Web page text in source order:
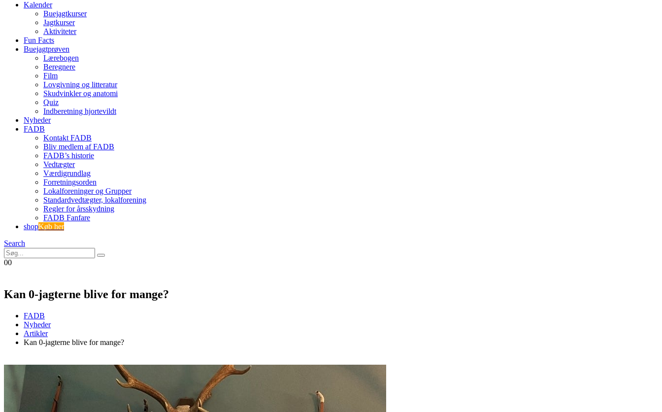
Kalender
Buejagtkurser
Jagtkurser
Aktiviteter
Fun Facts
Buejagtprøven
Lærebogen
Beregnere
Film
Lovgivning og litteratur
Skudvinkler og anatomi
Quiz
Indberetning hjortevildt
Nyheder
FADB
Kontakt FADB
Bliv medlem af FADB
FADB’s historie
Vedtægter
Værdigrundlag
Forretningsorden
Lokalforeninger og Grupper
Standardvedtægter, lokalforening
Regler for årsskydning
FADB Fanfare
shopKøb her
Search
00
Kan 0-jagterne blive for mange?
FADB
Nyheder
Artikler
Kan 0-jagterne blive for mange?